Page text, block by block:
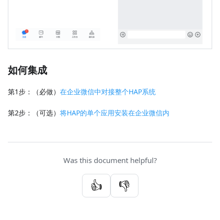
如何集成
第1步：（必做） 在企业微信中对接整个HAP系统
第2步：（可选） 将HAP的单个应用安装在企业微信内
Was this document helpful?
👍 👎